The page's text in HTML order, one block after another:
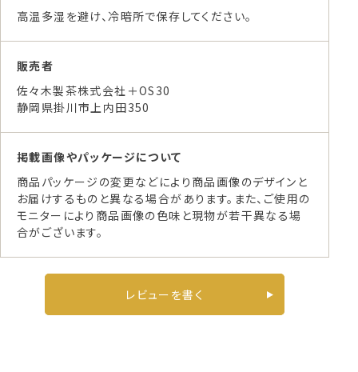
高温多湿を避け、冷暗所で保存してください。
販売者
佐々木製茶株式会社＋OS30
静岡県掛川市上内田350
掲載画像やパッケージについて
商品パッケージの変更などにより商品画像のデザインと
お届けするものと異なる場合があります。また、ご使用の
モニターにより商品画像の色味と現物が若干異なる場
合がございます。
レビューを書く